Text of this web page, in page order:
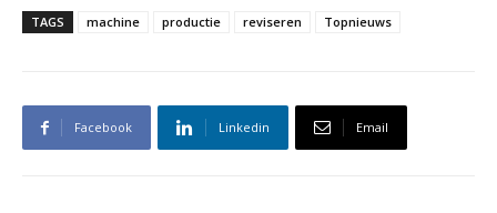
TAGS machine productie reviseren Topnieuws
Facebook Linkedin Email